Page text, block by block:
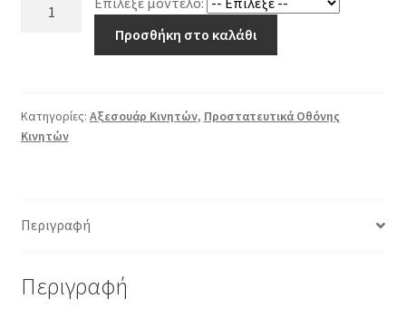
TCL
ποσότητα
Προσθήκη στο καλάθι
Κατηγορίες: Αξεσουάρ Κινητών, Προστατευτικά Οθόνης
Κινητών
Περιγραφή
Περιγραφή